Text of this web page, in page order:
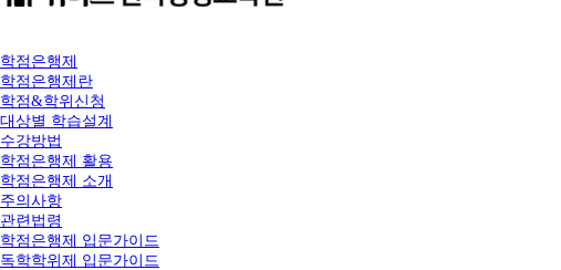
학점은행제
학점은행제란
학점&학위신청
대상별 학습설계
수강방법
학점은행제 활용
학점은행제 소개
주의사항
관련법령
학점은행제 입문가이드
독학학위제 입문가이드